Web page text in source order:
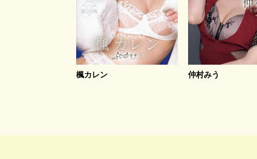
楓カレン 仲村みう